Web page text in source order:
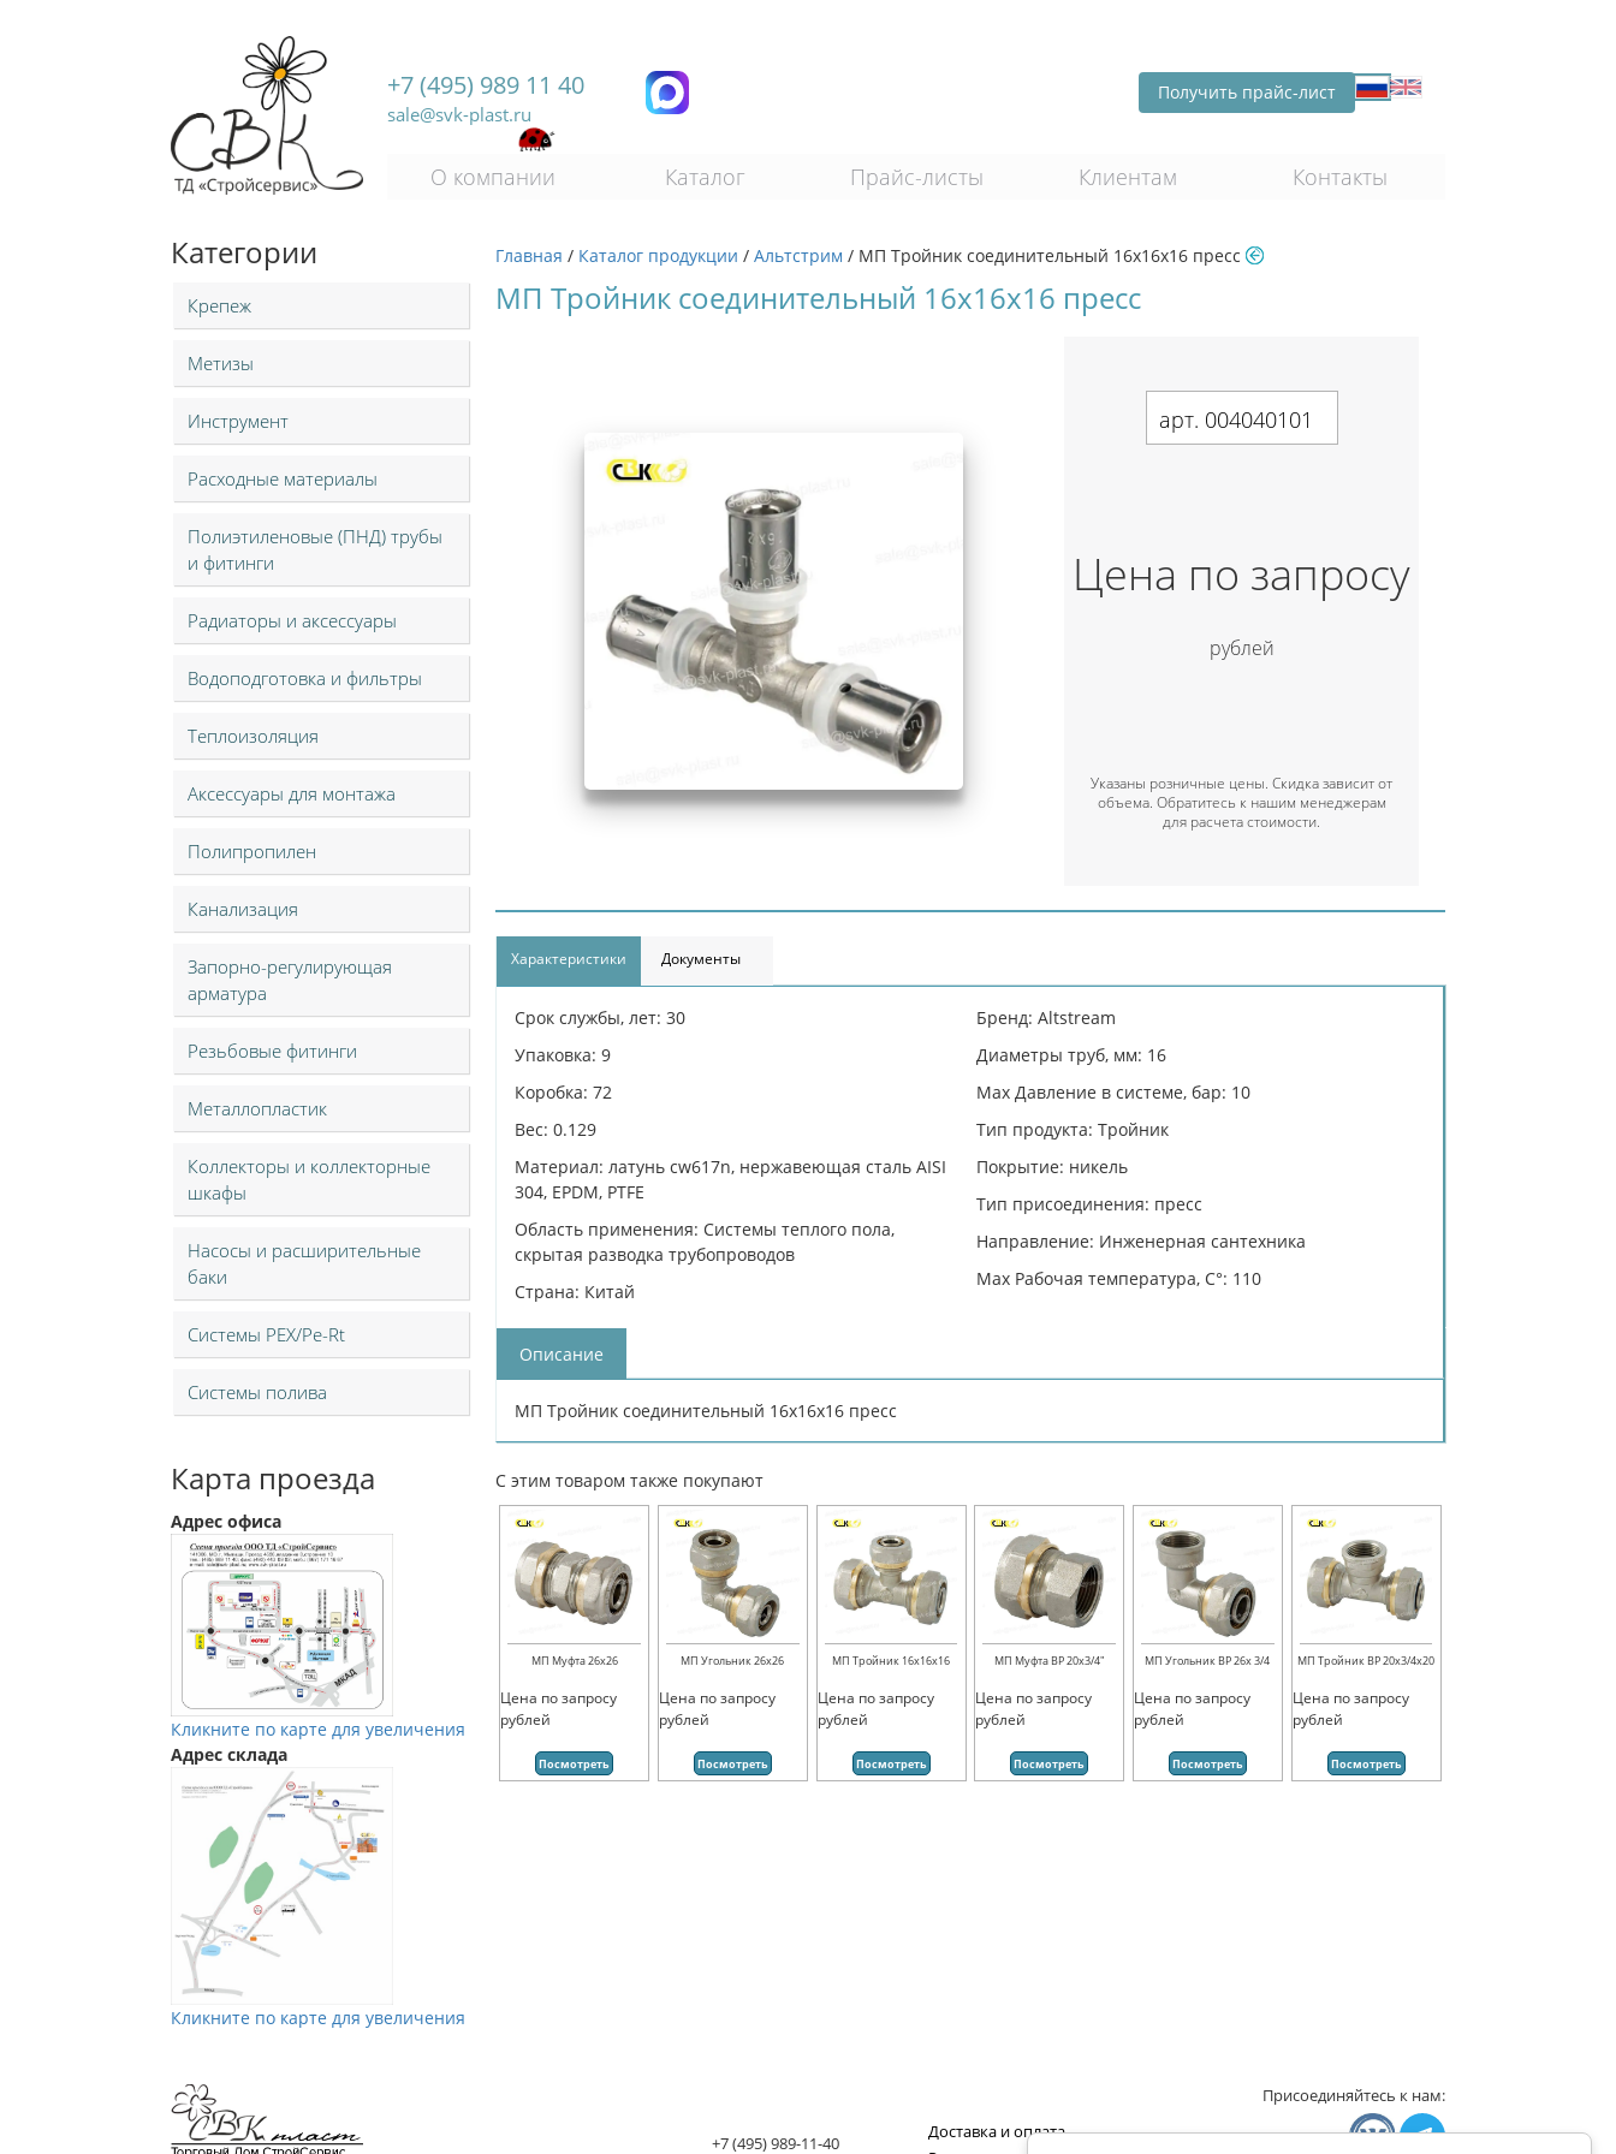
+7 (495) 989 11 40
sale@svk-plast.ru
Получить прайс-лист
О компании Каталог Прайс-листы Клиентам Контакты
Главная / Каталог продукции / Альтстрим / МП Тройник соединительный 16х16х16 пресс
Категории
Крепеж
Метизы
Инструмент
Расходные материалы
Полиэтиленовые (ПНД) трубы
и фитинги
Радиаторы и аксессуары
Водоподготовка и фильтры
Теплоизоляция
Аксессуары для монтажа
Полипропилен
Канализация
Запорно-регулирующая
арматура
Резьбовые фитинги
Металлопластик
Коллекторы и коллекторные
шкафы
Насосы и расширительные
баки
Системы PEX/Pe-Rt
Системы полива
Карта проезда
Адрес офиса
Кликните по карте для увеличения
Адрес склада
Кликните по карте для увеличения
МП Тройник соединительный 16х16х16 пресс
арт. 004040101
Цена по запросу
рублей
Указаны розничные цены. Скидка зависит от
объема. Обратитесь к нашим менеджерам
для расчета стоимости.
Характеристики Документы
Срок службы, лет: 30
Упаковка: 9
Коробка: 72
Вес: 0.129
Материал: латунь cw617n, нержавеющая сталь AISI
304, EPDM, PTFE
Область применения: Системы теплого пола,
скрытая разводка трубопроводов
Страна: Китай
Бренд: Altstream
Диаметры труб, мм: 16
Max Давление в системе, бар: 10
Тип продукта: Тройник
Покрытие: никель
Тип присоединения: пресс
Направление: Инженерная сантехника
Max Рабочая температура, C°: 110
Описание
МП Тройник соединительный 16х16х16 пресс
С этим товаром также покупают
МП Муфта 26х26
Цена по запросу
рублей
Посмотреть
МП Угольник 26х26
Цена по запросу
рублей
Посмотреть
МП Тройник 16х16х16
Цена по запросу
рублей
Посмотреть
МП Муфта ВР 20х3/4"
Цена по запросу
рублей
Посмотреть
МП Угольник ВР 26х 3/4
Цена по запросу
рублей
Посмотреть
МП Тройник ВР 20х3/4х20
Цена по запросу
рублей
Посмотреть
+7 (495) 989-11-40
Доставка и оплата
Присоединяйтесь к нам:
Мы в Vkontakte
Мы в Телеграм